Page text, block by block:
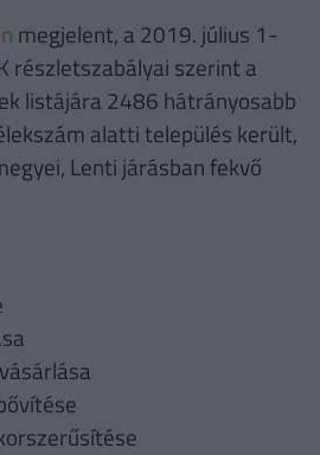
megjelent, a 2019. július 1-
részletszabályai szerint a
listájára 2486 hátrányosabb
alatti település került,
Lenti járásban fekvő